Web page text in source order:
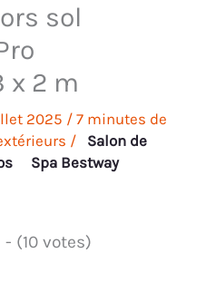
sol
x 2 m
2025 / 7 minutes de
/
Salon de
Spa Bestway
(10 votes)